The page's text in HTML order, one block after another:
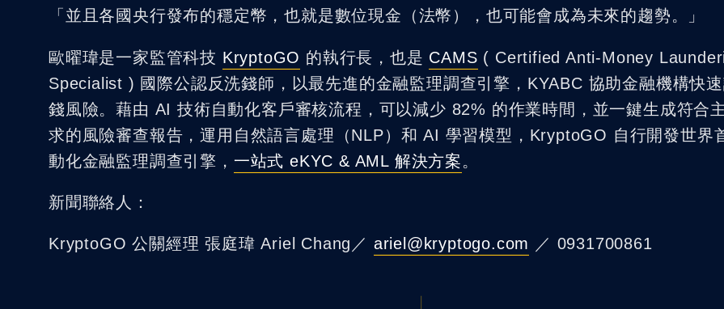
「並且各國央行發布的穩定幣，也就是數位現金（法幣），也可能會成為未來的趨勢。」
歐曜瑋是一家監管科技 KryptoGO 的執行長，也是 CAMS ( Certified Anti-Money
Specialist ) 國際公認反洗錢師，以最先進的金融監理調查引擎，KYABC 協助金融機構快
錢風險。藉由 AI 技術自動化客戶審核流程，可以減少 82% 的作業時間，並一鍵生成符合
求的風險審查報告，運用自然語言處理（NLP）和 AI 學習模型，KryptoGO 自行開發世界
動化金融監理調查引擎， 一站式 eKYC & AML 解決方案。
新聞聯絡人：
KryptoGO 公關經理 張庭瑋 Ariel Chang／ ariel@kryptogo.com ／ 0931700861